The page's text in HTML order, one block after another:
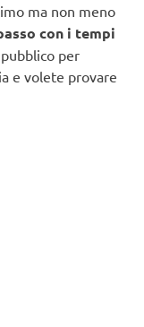
ma non meno
con i tempi
per
e volete provare